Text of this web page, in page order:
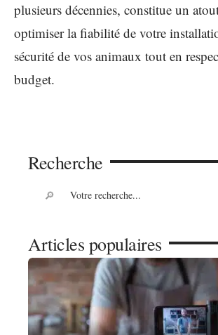
plusieurs décennies, constitue un
optimiser la fiabilité de votre
sécurité de vos animaux tout en
budget.
Recherche
Articles populaires